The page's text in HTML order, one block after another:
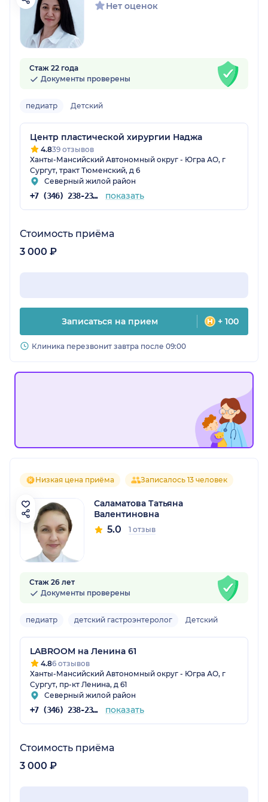
Нет оценок
Стаж 22 года
Документы проверены
педиатр Детский
Центр пластической хирургии Наджа
4.839 отзывов
Ханты-Мансийский Автономный округ - Югра АО, г
Сургут, тракт Тюменский, д 6
Северный жилой район
+7 (346) 238-23-72 показать
Стоимость приёма
3 000 ₽
Записаться на прием + 100
Клиника перезвонит завтра после 09:00
Низкая цена приёма Записалось 13 человек
Саламатова Татьяна
Валентиновна
5.0 1 отзыв
Стаж 26 лет
Документы проверены
педиатр детский гастроэнтеролог Детский
LABROOM на ​Ленина 61
4.86 отзывов
Ханты-Мансийский Автономный округ - Югра АО, г
Сургут, пр-кт Ленина, д 61
Северный жилой район
+7 (346) 238-23-19 показать
Стоимость приёма
3 000 ₽